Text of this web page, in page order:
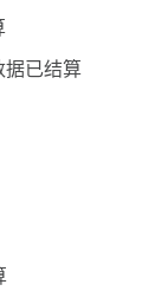
据已结算